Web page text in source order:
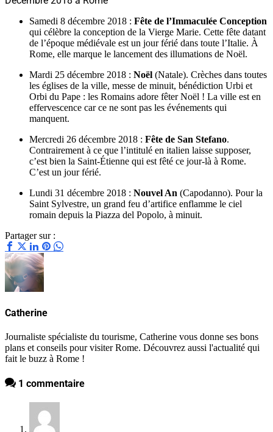
Samedi 8 décembre 2018 : Fête de l’Immaculée Conception
qui célèbre la conception de la Vierge Marie. Cette fête datant
de l’époque médiévale est un jour férié dans toute l’Italie. À
Rome, elle marque le lancement des illumations de Noël.
Mardi 25 décembre 2018 : Noël (Natale). Crèches dans toutes
les églises de la ville, messe de minuit, bénédiction Urbi et
Orbi du Pape : les Romains adore fêter Noël ! La ville est en
effervescence car ce ne sont pas les événements qui
manquent.
Mercredi 26 décembre 2018 : Fête de San Stefano.
Contrairement à ce que l’intitulé en italien laisse supposer,
c’est bien la Saint-Étienne qui est fêté ce jour-là à Rome.
C’est un jour férié.
Lundi 31 décembre 2018 : Nouvel An (Capodanno). Pour la
Saint Sylvestre, un grand feu d’artifice enflamme le ciel
romain depuis la Piazza del Popolo, à minuit.
Partager sur :
Catherine
Journaliste spécialiste du tourisme, Catherine vous donne ses bons
plans et conseils pour visiter Rome. Découvrez aussi l'actualité qui
fait le buzz à Rome !
1 commentaire